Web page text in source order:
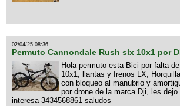
02/04/25 08:36
Permuto Cannondale Rush slx 10x1 por
Hola permuto esta Bici por falta
10x1, llantas y frenos LX,
con bloqueo al manubrio y
por drone de la marca Dji, les
interesa 3434568861 saludos